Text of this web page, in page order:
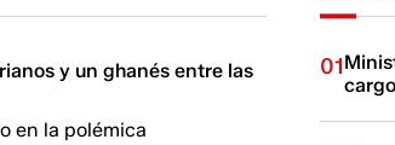
y un ghanés entre las
en la polémica
01